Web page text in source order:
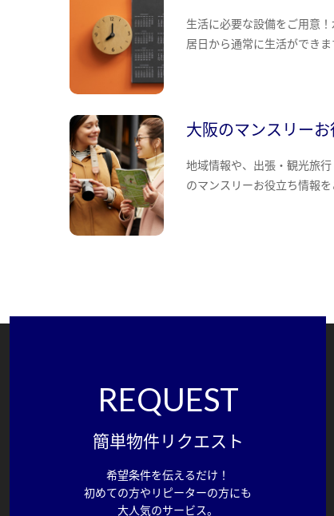
生活に必要な設備をご用意
居日から通常に生活ができま
大阪のマンスリー
地域情報や、出張・観光旅
のマンスリーお役立ち情報を
REQUEST
簡単物件リクエスト
希望条件を伝えるだけ！
初めての方やリピーターの方にも
大人気のサービス。